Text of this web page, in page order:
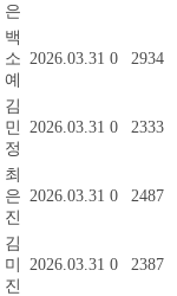
은
백
소
예
2026.03.31 0 2934
김
민
정
2026.03.31 0 2333
최
은
진
2026.03.31 0 2487
김
미
진
2026.03.31 0 2387